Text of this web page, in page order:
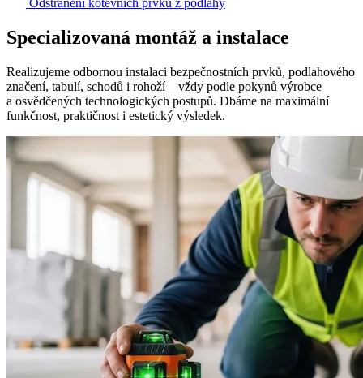
Odstranění kotevních prvků z podlahy
Specializovaná montáž a instalace
Realizujeme odbornou instalaci bezpečnostních prvků, podlahového
značení, tabulí, schodů i rohoží – vždy podle pokynů výrobce
a osvědčených technologických postupů. Dbáme na maximální
funkčnost, praktičnost i estetický výsledek.